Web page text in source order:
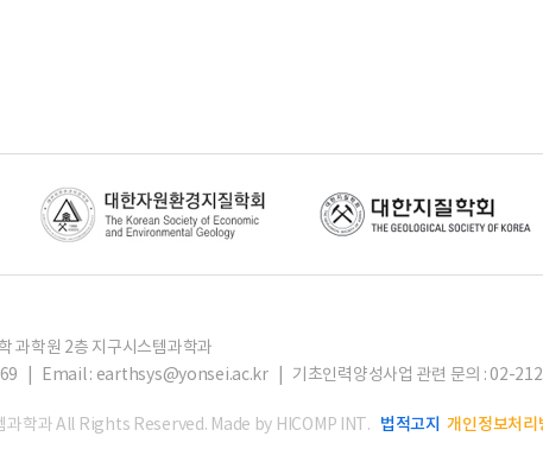
과학원 2층 지구시스템과학과
|
Email : earthsys@yonsei.ac.kr | 기초인력양성사업 관련 문의 : 02-
학과 All Rights Reserved. Made by HICOMP INT. 법적고지 개인정보처리